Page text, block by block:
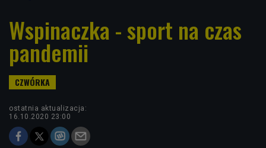
Wspinaczka - sport na czas
pandemii
ostatnia aktualizacja:
16.10.2020 23:00